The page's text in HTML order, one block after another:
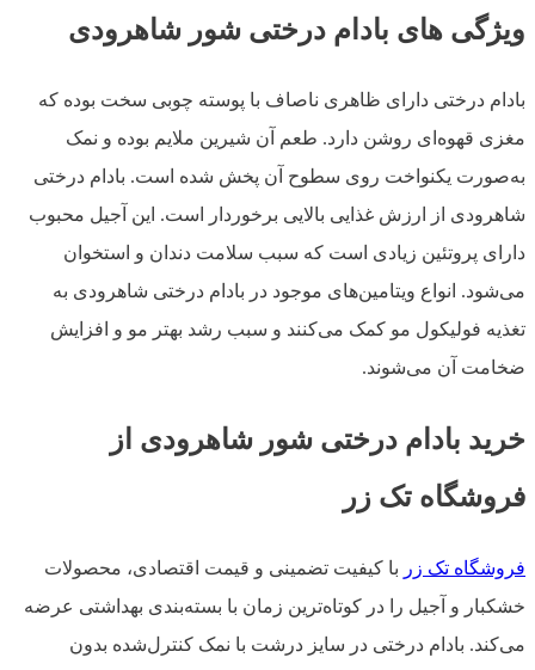
ویژگی های بادام درختی شور شاهرودی
بادام درختی دارای ظاهری ناصاف با پوسته چوبی سخت بوده که
مغزی قهوه‌ای روشن دارد. طعم آن شیرین ملایم بوده و نمک
به‌صورت یکنواخت روی سطوح آن پخش شده است. بادام درختی
شاهرودی از ارزش غذایی بالایی برخوردار است. این آجیل محبوب
دارای پروتئین زیادی است که سبب سلامت دندان و استخوان
می‌شود. انواع ویتامین‌های موجود در بادام درختی شاهرودی به
تغذیه فولیکول مو کمک می‌کنند و سبب رشد بهتر مو و افزایش
ضخامت آن می‌شوند.
خرید بادام درختی شور شاهرودی از
فروشگاه تک زر
فروشگاه تک زر با کیفیت تضمینی و قیمت اقتصادی، محصولات
خشکبار و آجیل را در کوتاه‌ترین زمان با بسته‌بندی بهداشتی عرضه
می‌کند. بادام درختی در سایز درشت با نمک کنترل‌شده بدون